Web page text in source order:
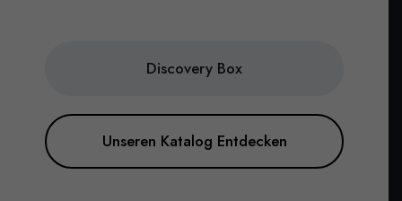
Discovery Box
Unseren Katalog Entdecken